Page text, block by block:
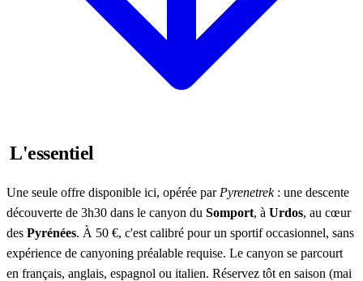
L'essentiel
Une seule offre disponible ici, opérée par Pyrenetrek: une descente
découverte de 3h30 dans le canyon du Somport, à Urdos, au cœur
des Pyrénées. À 50 €, c'est calibré pour un sportif occasionnel, sans
expérience de canyoning préalable requise. Le canyon se parcourt
en français, anglais, espagnol ou italien. Réservez tôt en saison (mai